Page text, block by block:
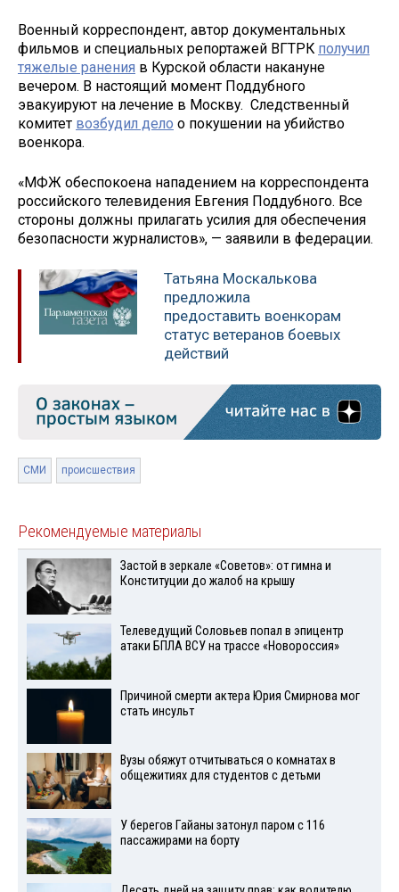
Военный корреспондент, автор документальных
фильмов и специальных репортажей ВГТРК получил
тяжелые ранения в Курской области накануне
вечером. В настоящий момент Поддубного
эвакуируют на лечение в Москву. Следственный
комитет возбудил дело о покушении на убийство
военкора.
«МФЖ обеспокоена нападением на корреспондента
российского телевидения Евгения Поддубного. Все
стороны должны прилагать усилия для обеспечения
безопасности журналистов», — заявили в федерации.
Татьяна Москалькова
предложила
предоставить военкорам
статус ветеранов боевых
действий
СМИ происшествия
Рекомендуемые материалы
Застой в зеркале «Советов»: от гимна и
Конституции до жалоб на крышу
Телеведущий Соловьев попал в эпицентр
атаки БПЛА ВСУ на трассе «Новороссия»
Причиной смерти актера Юрия Смирнова мог
стать инсульт
Вузы обяжут отчитываться о комнатах в
общежитиях для студентов с детьми
У берегов Гайаны затонул паром с 116
пассажирами на борту